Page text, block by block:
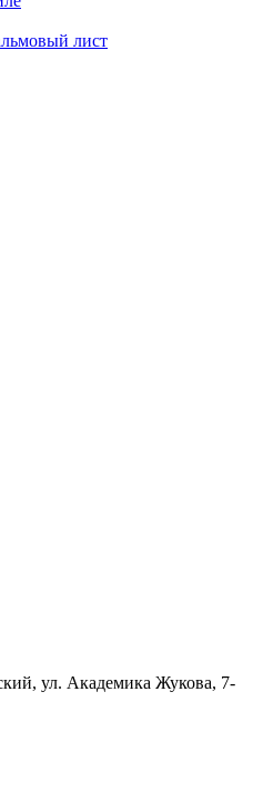
лист
ул. Академика Жукова, 7-